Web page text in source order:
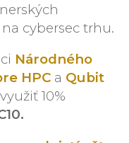
cybersec trhu.
Národného
HPC a Qubit
10%